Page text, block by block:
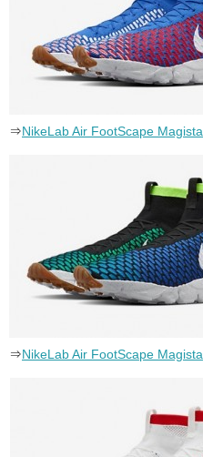
⇒NikeLab Air FootScape Magista
⇒NikeLab Air FootScape Magista